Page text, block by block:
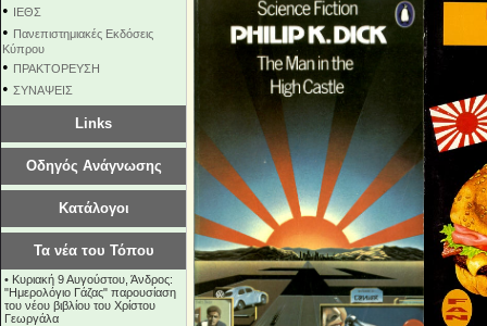
• ΙΕΘΣ
• Πανεπιστημιακές Εκδόσεις
Κύπρου
• ΠΡΑΚΤΟΡΕΥΣΗ
• ΣΥΝΑΨΕΙΣ
Links
Οδηγός Ανάγνωσης
Κατάλογοι
Τα νέα του Τόπου
• Κυριακή 9 Αυγούστου, Άνδρος:
"Ημερολόγιο Γάζας" παρουσίαση
του νέου βιβλίου του Χρίστου
Γεωργάλα